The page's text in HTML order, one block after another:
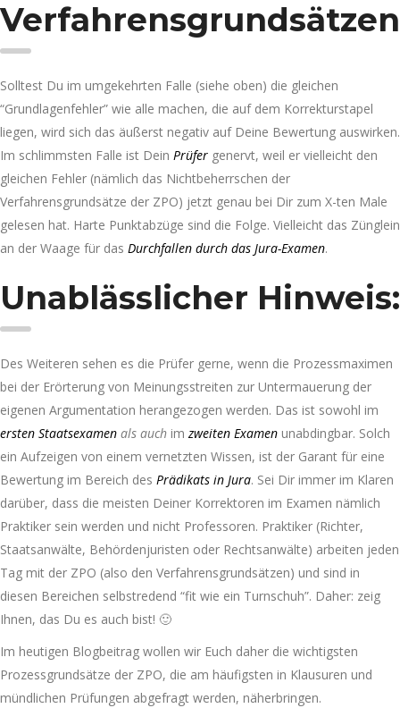
Verfahrensgrundsätzen
Solltest Du im umgekehrten Falle (siehe oben) die gleichen
“Grundlagenfehler” wie alle machen, die auf dem Korrekturstapel
liegen, wird sich das äußerst negativ auf Deine Bewertung auswirken.
Im schlimmsten Falle ist Dein Prüfer genervt, weil er vielleicht den
gleichen Fehler (nämlich das Nichtbeherrschen der
Verfahrensgrundsätze der ZPO) jetzt genau bei Dir zum X-ten Male
gelesen hat. Harte Punktabzüge sind die Folge. Vielleicht das Zünglein
an der Waage für das Durchfallen durch das Jura-Examen.
Unablässlicher Hinweis:
Des Weiteren sehen es die Prüfer gerne, wenn die Prozessmaximen
bei der Erörterung von Meinungsstreiten zur Untermauerung der
eigenen Argumentation herangezogen werden. Das ist sowohl im
ersten Staatsexamen als auch imzweiten Examen unabdingbar. Solch
ein Aufzeigen von einem vernetzten Wissen, ist der Garant für eine
Bewertung im Bereich des Prädikats in Jura. Sei Dir immer im Klaren
darüber, dass die meisten Deiner Korrektoren im Examen nämlich
Praktiker sein werden und nicht Professoren. Praktiker (Richter,
Staatsanwälte, Behördenjuristen oder Rechtsanwälte) arbeiten jeden
Tag mit der ZPO (also den Verfahrensgrundsätzen) und sind in
diesen Bereichen selbstredend “fit wie ein Turnschuh”. Daher: zeig
Ihnen, das Du es auch bist! 🙂
Im heutigen Blogbeitrag wollen wir Euch daher die wichtigsten
Prozessgrundsätze der ZPO, die am häufigsten in Klausuren und
mündlichen Prüfungen abgefragt werden, näherbringen.